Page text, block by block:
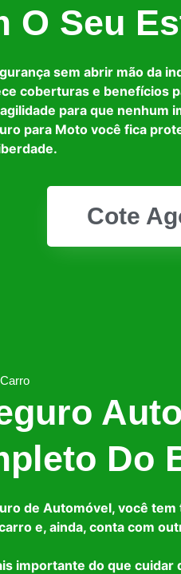
O Seu
sem abrir mão da
coberturas e benefícios
para que nenhum
para Moto você fica
Cote
Do
de Automóvel, você
e, ainda, conta com
importante do que cuidar